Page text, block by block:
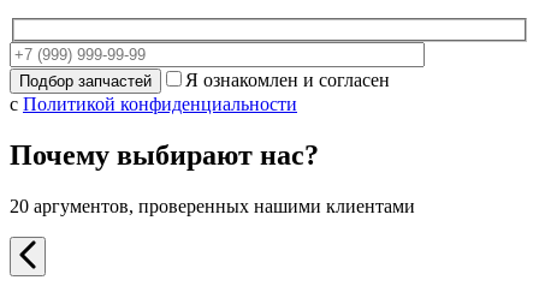
Я ознакомлен и согласен
с Политикой конфиденциальности
Почему выбирают нас?
20 аргументов, проверенных нашими клиентами